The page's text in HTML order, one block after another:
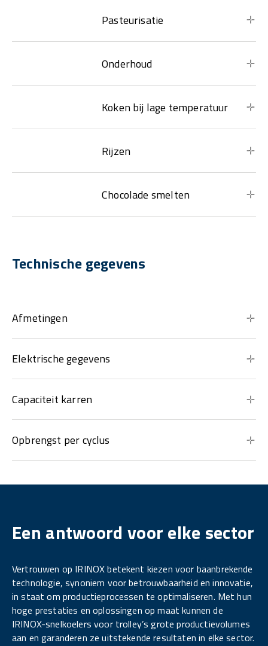
Pasteurisatie
Onderhoud
Koken bij lage temperatuur
Rijzen
Chocolade smelten
Technische gegevens
Afmetingen
Elektrische gegevens
Capaciteit karren
Opbrengst per cyclus
Een antwoord voor elke sector
Vertrouwen op IRINOX betekent kiezen voor baanbrekende
technologie, synoniem voor betrouwbaarheid en innovatie,
in staat om productieprocessen te optimaliseren. Met hun
hoge prestaties en oplossingen op maat kunnen de
IRINOX-snelkoelers voor trolley’s grote productievolumes
aan en garanderen ze uitstekende resultaten in elke sector.